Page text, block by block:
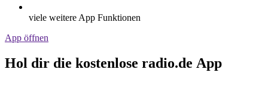
viele weitere App Funktionen
App öffnen
Hol dir die kostenlose radio.de App